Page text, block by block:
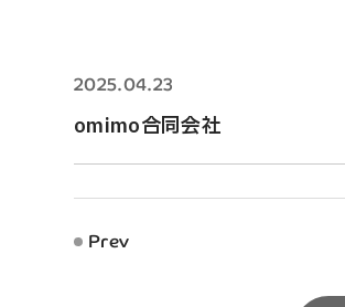
2025.04.23
omimo合同会社
Prev